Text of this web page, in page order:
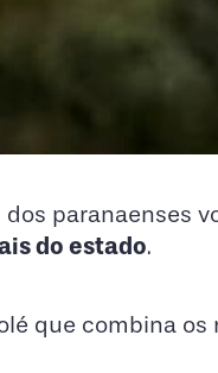
paranaenses
do estado.
que combina os